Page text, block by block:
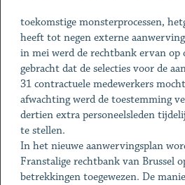
toekomstige monsterprocessen,
heeft tot negen externe
in mei werd de rechtbank ervan op
gebracht dat de selecties voor de
31 contractuele medewerkers
afwachting werd de toestemming
dertien extra personeelsleden
te stellen.
In het nieuwe aanwervingsplan
Franstalige rechtbank van Brussel
betrekkingen toegewezen. De